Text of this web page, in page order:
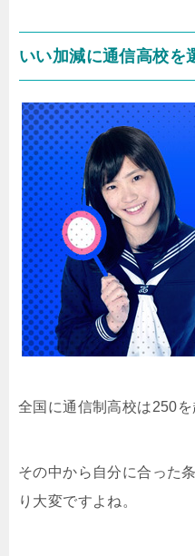
いい加減に通信高校を
全国に通信制高校は250を
その中から自分に合った
り大変ですよね。